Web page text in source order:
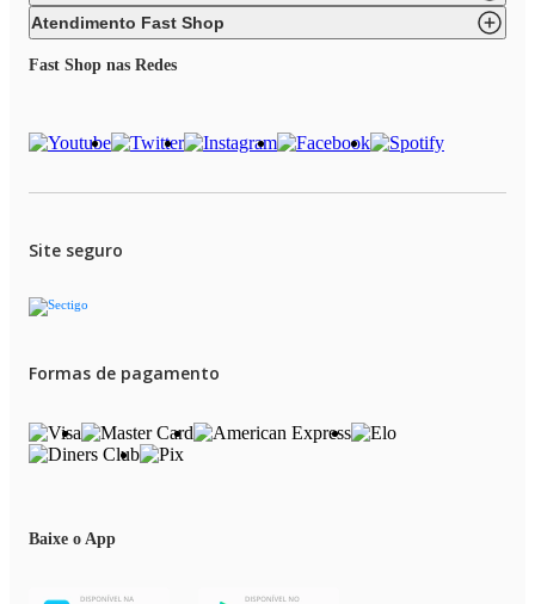
Atendimento Fast Shop
Fast Shop nas Redes
Site seguro
Formas de pagamento
Baixe o App